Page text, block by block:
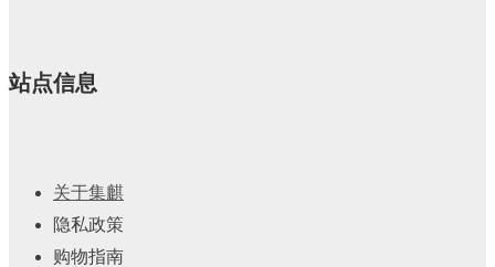
站点信息
关于集麒
隐私政策
购物指南